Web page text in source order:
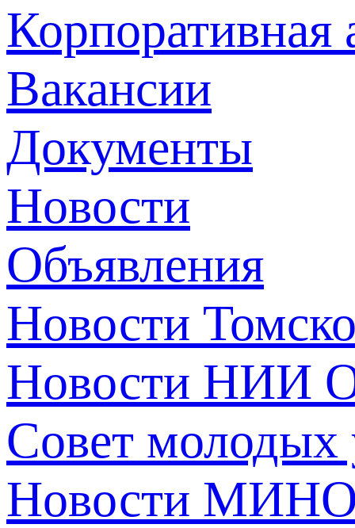
Корпоративная
Вакансии
Документы
Новости
Объявления
Новости
Новости НИИ
Совет молодых
Новости